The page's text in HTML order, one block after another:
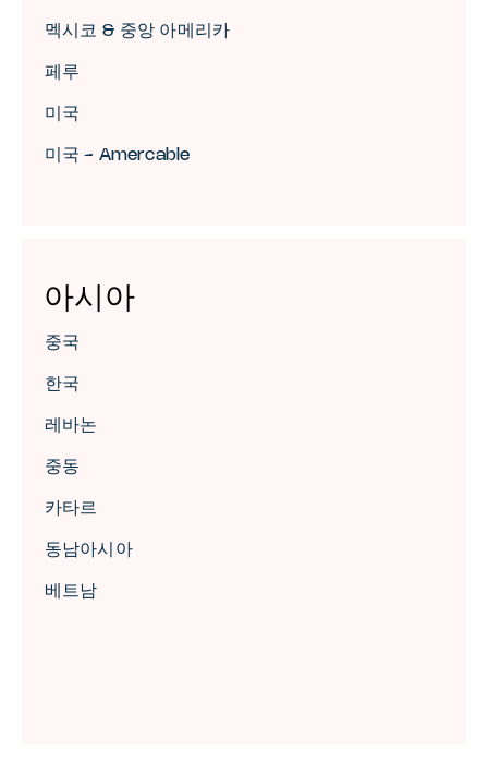
멕시코 & 중앙 아메리카
페루
미국
미국 - Amercable
아시아
중국
한국
레바논
중동
카타르
동남아시아
베트남